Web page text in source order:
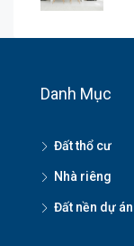
Danh Mục
Đất thổ cư
Nhà riêng
Đất nền dự án